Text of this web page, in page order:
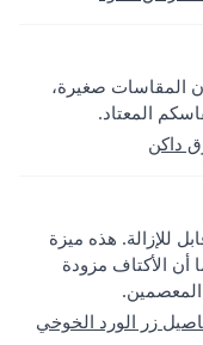
المقاسات صغيرة،
المعتاد.
داكن
للإزالة. هذه ميزة
أن الأكتاف مزودة
زر الورد الخوخي